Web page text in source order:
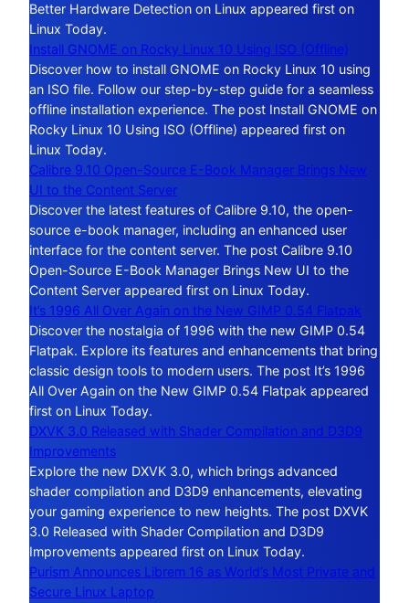
Better Hardware Detection on Linux appeared first on
Linux Today.
Install GNOME on Rocky Linux 10 Using ISO (Offline)
Discover how to install GNOME on Rocky Linux 10 using
an ISO file. Follow our step-by-step guide for a seamless
offline installation experience. The post Install GNOME on
Rocky Linux 10 Using ISO (Offline) appeared first on
Linux Today.
Calibre 9.10 Open-Source E-Book Manager Brings New
UI to the Content Server
Discover the latest features of Calibre 9.10, the open-
source e-book manager, including an enhanced user
interface for the content server. The post Calibre 9.10
Open-Source E-Book Manager Brings New UI to the
Content Server appeared first on Linux Today.
It’s 1996 All Over Again on the New GIMP 0.54 Flatpak
Discover the nostalgia of 1996 with the new GIMP 0.54
Flatpak. Explore its features and enhancements that bring
classic design tools to modern users. The post It’s 1996
All Over Again on the New GIMP 0.54 Flatpak appeared
first on Linux Today.
DXVK 3.0 Released with Shader Compilation and D3D9
Improvements
Explore the new DXVK 3.0, which brings advanced
shader compilation and D3D9 enhancements, elevating
your gaming experience to new heights. The post DXVK
3.0 Released with Shader Compilation and D3D9
Improvements appeared first on Linux Today.
Purism Announces Librem 16 as World’s Most Private and
Secure Linux Laptop